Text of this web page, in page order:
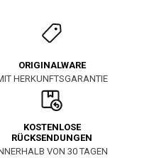
ORIGINALWARE
HERKUNFTSGARANTIE
KOSTENLOSE
RÜCKSENDUNGEN
VON 30 TAGEN